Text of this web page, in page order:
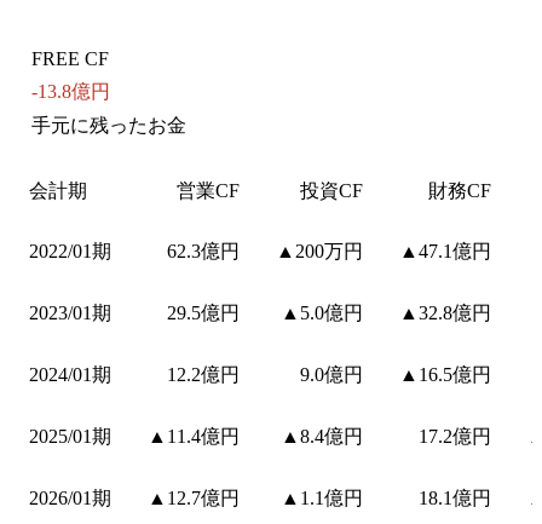
FREE CF
-13.8億円
手元に残ったお金
会計期 営業CF 投資CF 財務CF
2022/01期 62.3億円 ▲200万円 ▲47.1億円
2023/01期 29.5億円 ▲5.0億円 ▲32.8億円
2024/01期 12.2億円 9.0億円 ▲16.5億円
2025/01期 ▲11.4億円 ▲8.4億円 17.2億円
2026/01期 ▲12.7億円 ▲1.1億円 18.1億円